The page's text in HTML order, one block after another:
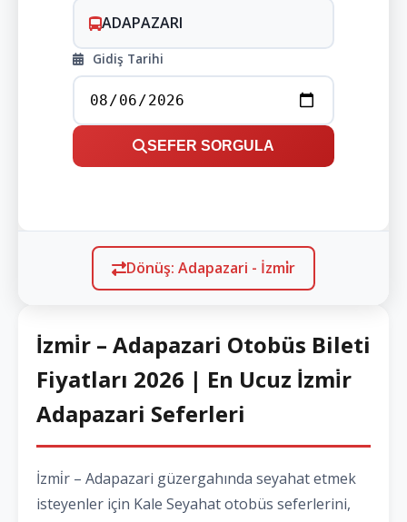
ADAPAZARI
Gidiş Tarihi
SEFER SORGULA
Dönüş: Adapazari - İzmi̇r
İzmi̇r – Adapazari Otobüs Bileti
Fiyatları 2026 | En Ucuz İzmi̇r
Adapazari Seferleri
İzmi̇r – Adapazari güzergahında seyahat etmek
isteyenler için Kale Seyahat otobüs seferlerini,